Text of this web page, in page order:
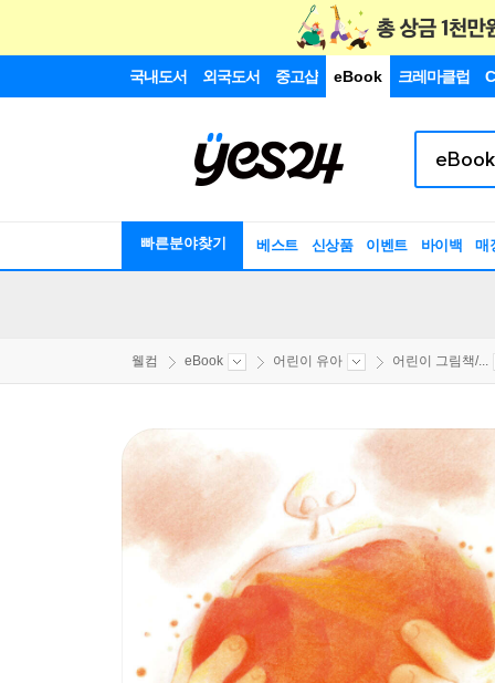
국내도서 외국도서 중고샵 eBook 크레마클럽
빠른분야찾기 베스트 신상품 이벤트 바이백 매
웰컴 eBook 어린이 유아 어린이 그림책/...